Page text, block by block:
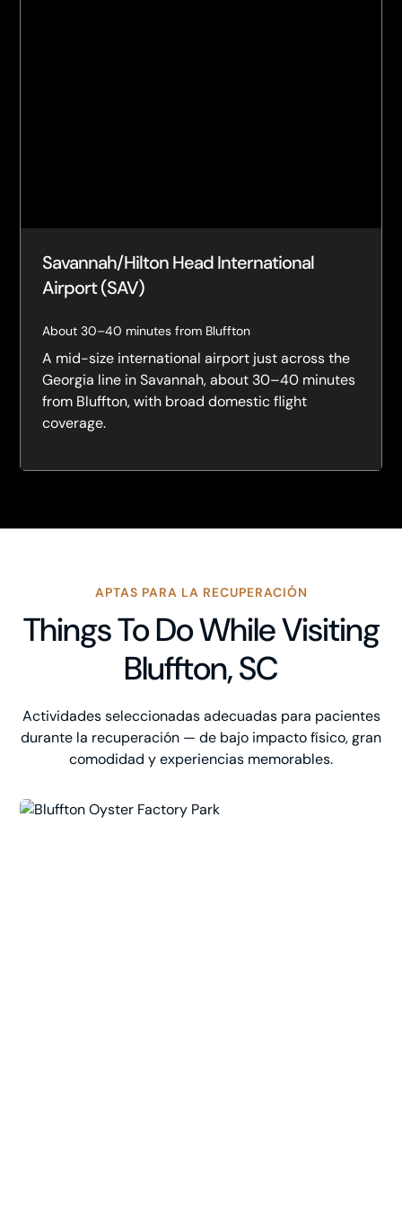
Savannah/Hilton Head International
Airport (SAV)
About 30–40 minutes from Bluffton
A mid-size international airport just across the
Georgia line in Savannah, about 30–40 minutes
from Bluffton, with broad domestic flight
coverage.
APTAS PARA LA RECUPERACIÓN
Things To Do While Visiting
Bluffton, SC
Actividades seleccionadas adecuadas para pacientes
durante la recuperación — de bajo impacto físico, gran
comodidad y experiencias memorables.